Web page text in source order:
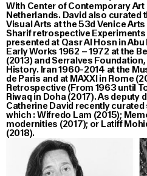
With Center of Contemporary Art
Netherlands. David also curated
Visual Arts at the 53d Venice
Sharif retrospective Experiments
presented at Qasr Al Hosn in Abu
Early Works 1962 – 1972 at the
(2013) and Serralves
History. Iran 1960-2014 at the
de Paris and at MAXXI in Rome
Retrospective (From 1963 until
Riwaq in Doha (2017). As deputy
Catherine David recently
which : Wifredo Lam (2015);
modernities (2017); or Latiff
(2018).